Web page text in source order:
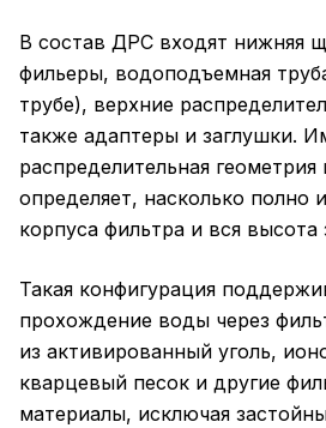
В состав ДРС входят нижняя
фильеры, водоподъемная
трубе), верхние
также адаптеры и заглушки.
распределительная
определяет, насколько полно
корпуса фильтра и вся высота
Такая конфигурация
прохождение воды через
из активированный уголь,
кварцевый песок и другие
материалы, исключая